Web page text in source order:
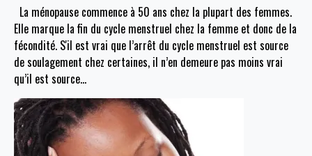
La ménopause commence à 50 ans chez la plupart des femmes.
Elle marque la fin du cycle menstruel chez la femme et donc de la
fécondité. S'il est vrai que l’arrêt du cycle menstruel est source
de soulagement chez certaines, il n’en demeure pas moins vrai
qu’il est source…